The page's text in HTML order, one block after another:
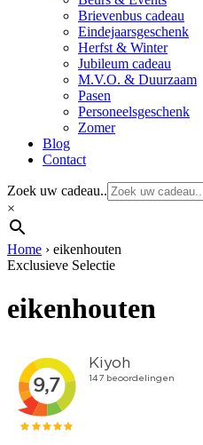
Brievenbus cadeau
Eindejaarsgeschenk
Herfst & Winter
Jubileum cadeau
M.V.O. & Duurzaam
Pasen
Personeelsgeschenk
Zomer
Blog
Contact
Zoek uw cadeau..
×
Home › eikenhouten
Exclusieve Selectie
eikenhouten